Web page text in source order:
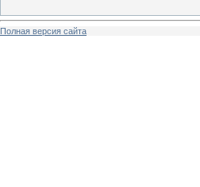
Полная версия сайта